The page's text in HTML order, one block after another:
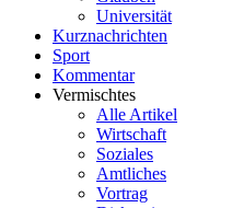
Universität
Kurznachrichten
Sport
Kommentar
Vermischtes
Alle Artikel
Wirtschaft
Soziales
Amtliches
Vortrag